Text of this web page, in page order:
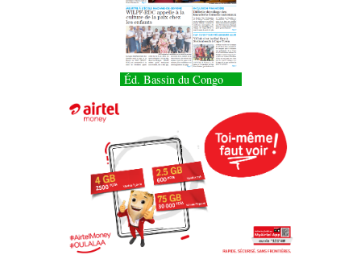
Éd. Bassin du Congo